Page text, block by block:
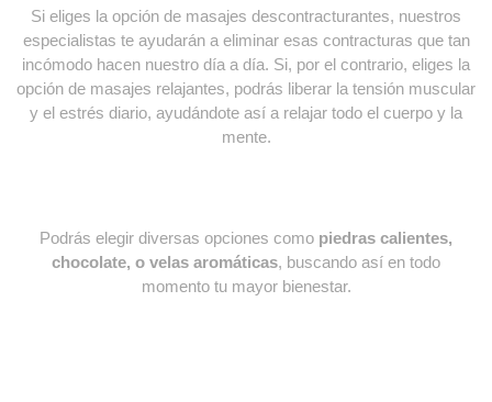
Si eliges la opción de masajes descontracturantes, nuestros
especialistas te ayudarán a eliminar esas contracturas que tan
incómodo hacen nuestro día a día. Si, por el contrario, eliges la
opción de masajes relajantes, podrás liberar la tensión muscular
y el estrés diario, ayudándote así a relajar todo el cuerpo y la
mente.
Podrás elegir diversas opciones como piedras calientes,
chocolate, o velas aromáticas, buscando así en todo
momento tu mayor bienestar.